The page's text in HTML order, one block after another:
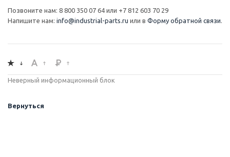
Позвоните нам: 8 800 350 07 64 или +7 812 603 70 29
Напишите нам: info@industrial-parts.ru или в Форму обратной связи.
Неверный информационный блок
Вернуться